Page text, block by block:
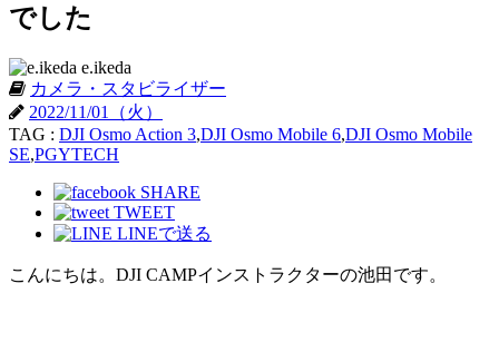
でした
e.ikeda
カメラ・スタビライザー
2022/11/01（火）
TAG : DJI Osmo Action 3,DJI Osmo Mobile 6,DJI Osmo Mobile
SE,PGYTECH
SHARE
TWEET
LINEで送る
こんにちは。DJI CAMPインストラクターの池田です。